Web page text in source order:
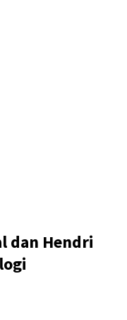
dan Hendri